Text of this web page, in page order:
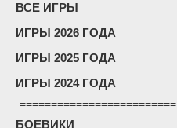
ВСЕ ИГРЫ
ИГРЫ 2026 ГОДА
ИГРЫ 2025 ГОДА
ИГРЫ 2024 ГОДА
=========================
БОЕВИКИ